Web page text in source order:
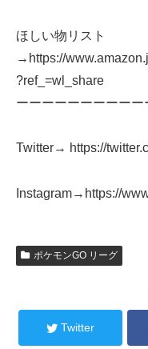
ほしい物リスト
→https://
?ref_=wl_share
ーーーーーーーーー
Twitter→ https://
Instagram→https://
ポケモンGO リーグ
Twitter